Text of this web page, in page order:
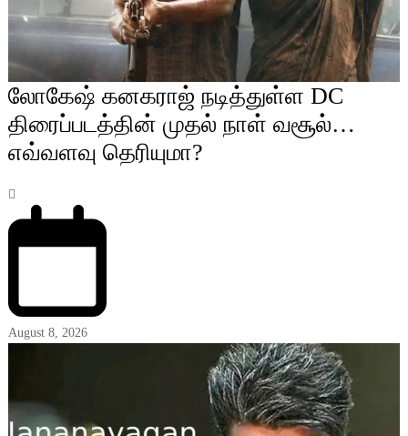
லோகேஷ் கனகராஜ் நடித்துள்ள DC
திரைப்படத்தின் முதல் நாள் வசூல்…
எவ்வளவு தெரியுமா?
August 8, 2026